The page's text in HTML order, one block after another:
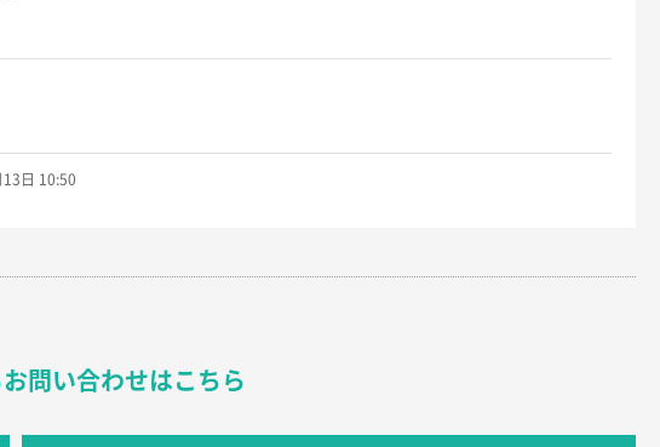
日 10:50
日 09:23
問い合わせはこちら